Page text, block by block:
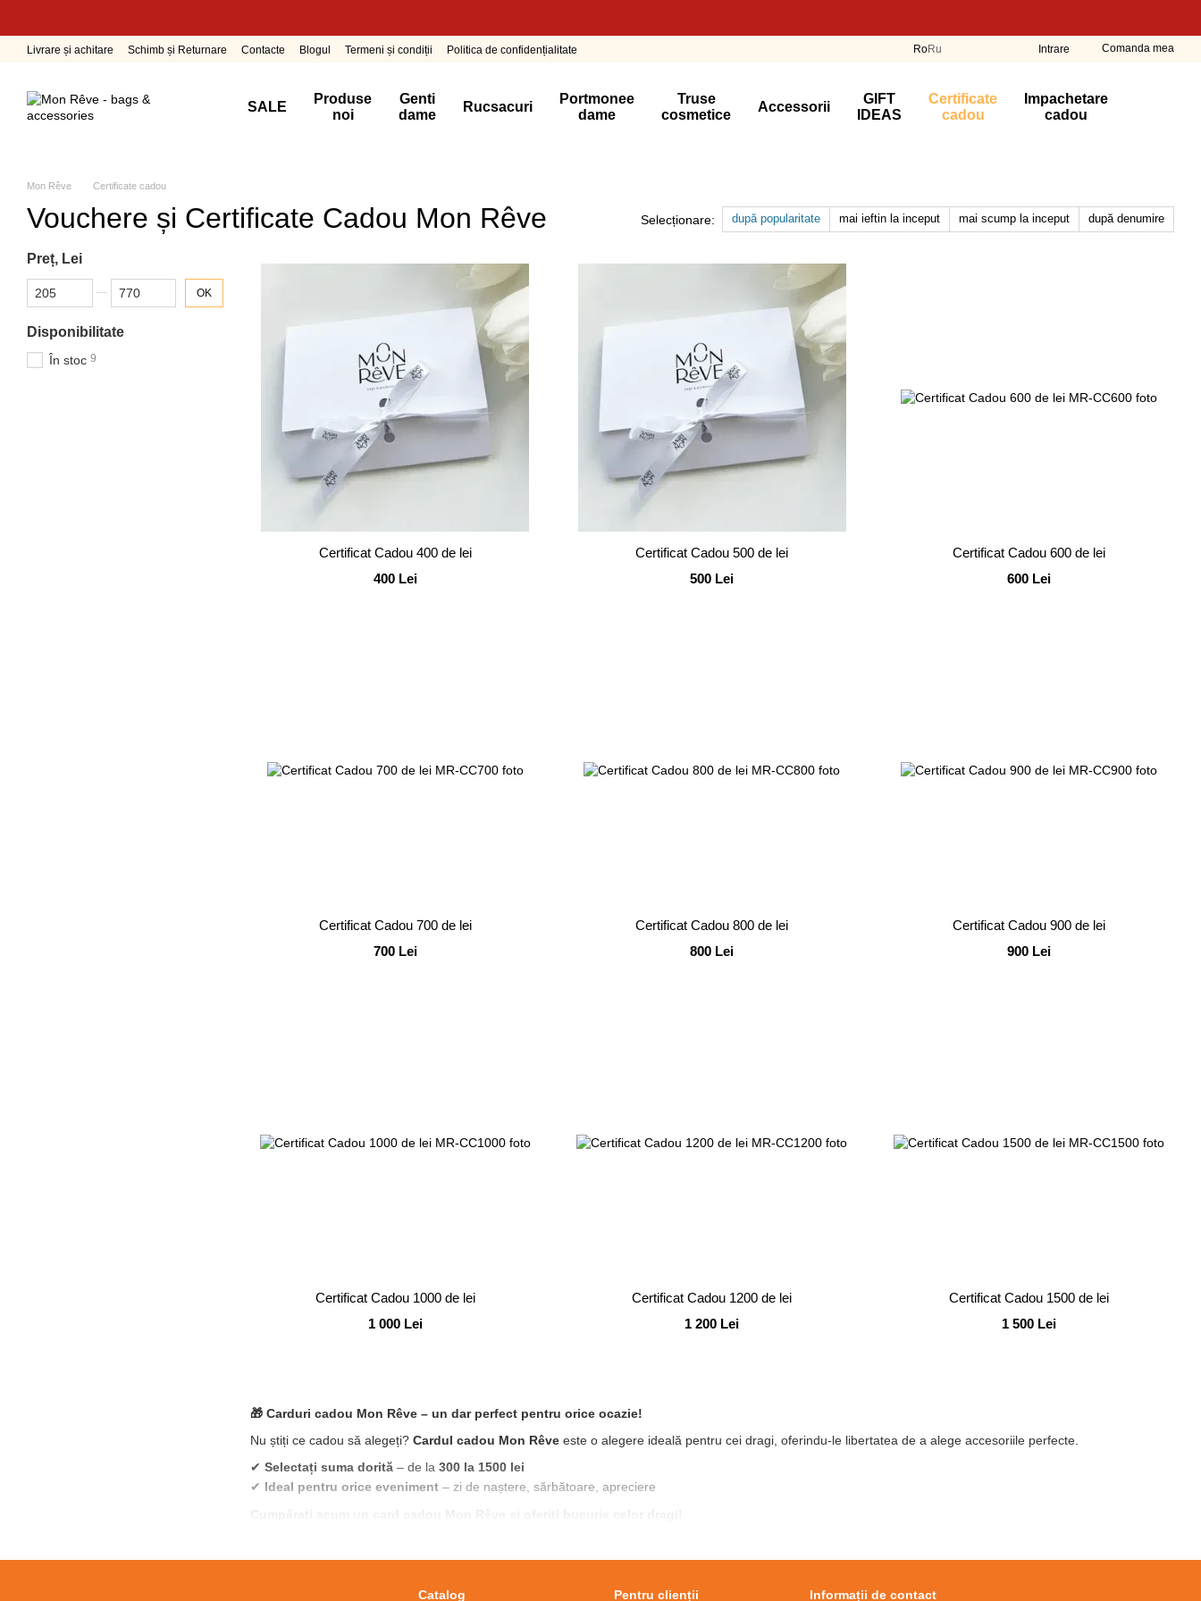
Livrare și achitare Schimb și Returnare Contacte Blogul Termeni și condiții Politica de confidențialitate RoRu Intrare Comanda mea
SALE
Produse
noi
Genti
dame
Rucsacuri
Portmonee
dame
Truse
cosmetice
Accessorii
GIFT
IDEAS
Certificate
cadou
Impachetare
cadou
Mon Rêve Certificate cadou
Vouchere și Certificate Cadou Mon Rêve Selecționare: după popularitate mai ieftin la inceput mai scump la inceput după denumire
🎁 Carduri cadou Mon Rêve – un dar perfect pentru orice ocazie!
Nu știți ce cadou să alegeți? Cardul cadou Mon Rêve este o alegere ideală pentru cei dragi, oferindu-le libertatea de a alege accesoriile perfecte.
✔ Selectați suma dorită – de la 300 la 1500 lei
✔ Ideal pentru orice eveniment – zi de naștere, sărbătoare, apreciere
Certificat Cadou 400 de lei
400 Lei
Certificat Cadou 500 de lei
500 Lei
Certificat Cadou 600 de lei
600 Lei
Certificat Cadou 700 de lei
700 Lei
Certificat Cadou 800 de lei
800 Lei
Certificat Cadou 900 de lei
900 Lei
Certificat Cadou 1000 de lei
1 000 Lei
Certificat Cadou 1200 de lei
1 200 Lei
Certificat Cadou 1500 de lei
1 500 Lei
Preț, Lei
De la Preț, Lei
Până la Preț, Lei OK
Disponibilitate
În stoc 9
Catalog Pentru clienții Informații de contact